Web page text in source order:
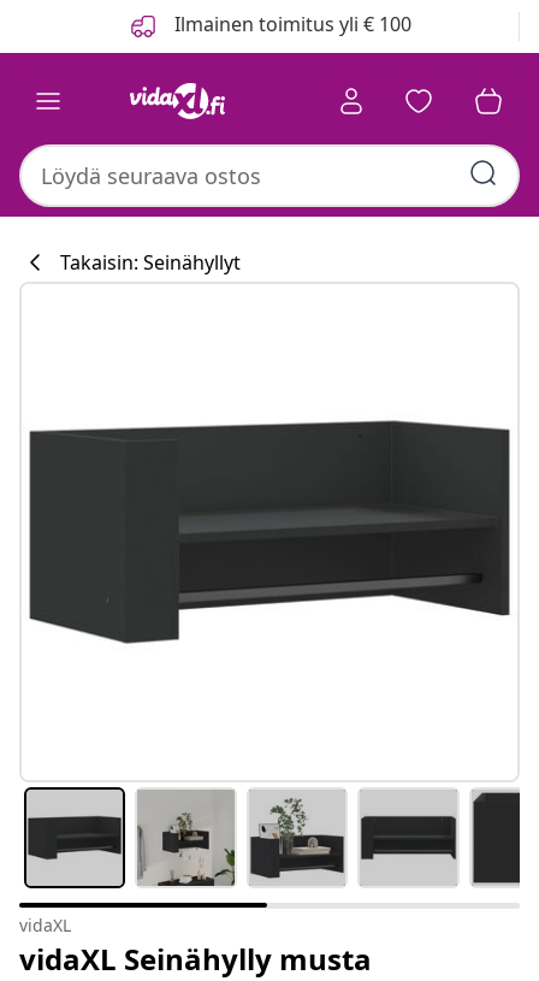
Ilmainen toimitus yli € 100
Takaisin: Seinähyllyt
vidaXL
vidaXL Seinähylly musta